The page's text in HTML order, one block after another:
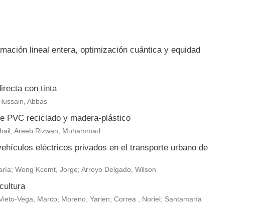
lineal entera, optimización cuántica y equidad
con tinta
Abbas
PVC reciclado y madera-plástico
Areeb Rizwan, Muhammad
eléctricos privados en el transporte urbano de
Wong Kcomt, Jorge; Arroyo Delgado, Wilson
Vega, Marco; Moreno, Yarien; Correa , Noriel; Santamaría